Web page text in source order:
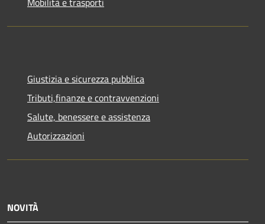
Giustizia e sicurezza pubblica
Tributi,finanze e contravvenzioni
Salute, benessere e assistenza
Autorizzazioni
NOVITÀ